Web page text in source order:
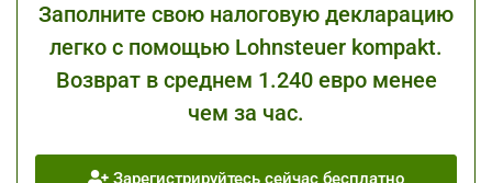
Заполните свою налоговую декларацию
легко с помощью Lohnsteuer kompakt.
Возврат в среднем 1.240 евро менее
чем за час.
Зарегистрируйтесь сейчас бесплатно